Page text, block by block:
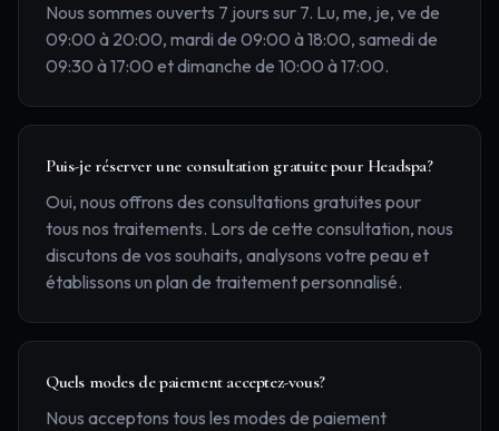
Nous sommes ouverts 7 jours sur 7. Lu, me, je, ve de
09:00 à 20:00, mardi de 09:00 à 18:00, samedi de
09:30 à 17:00 et dimanche de 10:00 à 17:00.
Puis-je réserver une consultation gratuite pour Headspa?
Oui, nous offrons des consultations gratuites pour
tous nos traitements. Lors de cette consultation, nous
discutons de vos souhaits, analysons votre peau et
établissons un plan de traitement personnalisé.
Quels modes de paiement acceptez-vous?
Nous acceptons tous les modes de paiement